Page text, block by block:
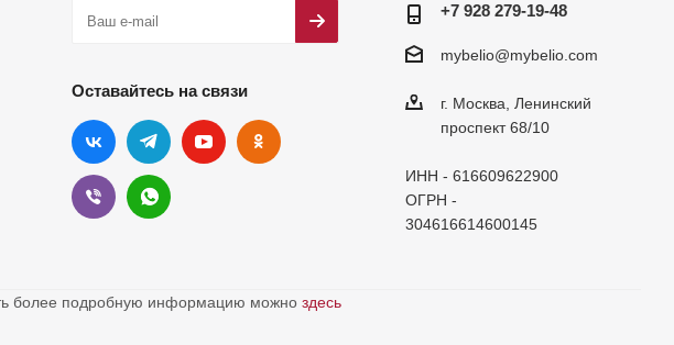
Оставайтесь на связи
+7 928 279-19-48
mybelio@mybelio.com
г. Москва, Ленинский
проспект 68/10
ИНН - 616609622900
ОГРН -
304616614600145
более подробную информацию можно здесь